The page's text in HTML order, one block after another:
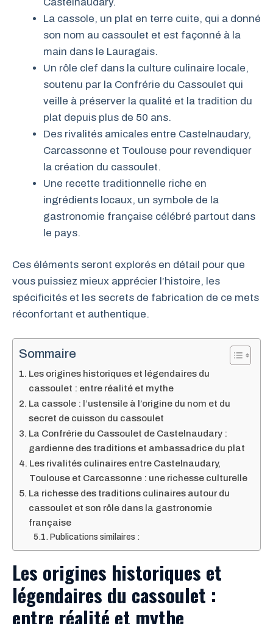
La cassole, un plat en terre cuite, qui a donné
son nom au cassoulet et est façonné à la
main dans le Lauragais.
Un rôle clef dans la culture culinaire locale,
soutenu par la Confrérie du Cassoulet qui
veille à préserver la qualité et la tradition du
plat depuis plus de 50 ans.
Des rivalités amicales entre Castelnaudary,
Carcassonne et Toulouse pour revendiquer
la création du cassoulet.
Une recette traditionnelle riche en
ingrédients locaux, un symbole de la
gastronomie française célébré partout dans
le pays.
Ces éléments seront explorés en détail pour que
vous puissiez mieux apprécier l’histoire, les
spécificités et les secrets de fabrication de ce mets
réconfortant et authentique.
Sommaire
Les origines historiques et légendaires du
cassoulet : entre réalité et mythe
La cassole : l’ustensile à l’origine du nom et du
secret de cuisson du cassoulet
La Confrérie du Cassoulet de Castelnaudary :
gardienne des traditions et ambassadrice du plat
Les rivalités culinaires entre Castelnaudary,
Toulouse et Carcassonne : une richesse culturelle
La richesse des traditions culinaires autour du
cassoulet et son rôle dans la gastronomie
française
Publications similaires :
Les origines historiques et
légendaires du cassoulet :
entre réalité et mythe